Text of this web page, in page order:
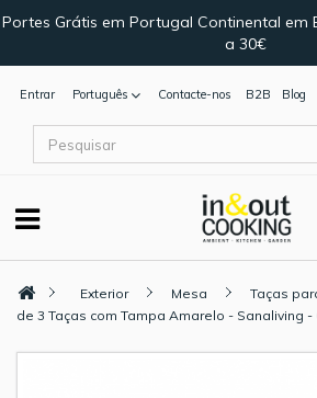
Portes Grátis em Portugal Continental em
a 30€
Entrar Português Contacte-nos B2B Blog
Exterior Mesa Taças
de 3 Taças com Tampa Amarelo - Sanaliving -